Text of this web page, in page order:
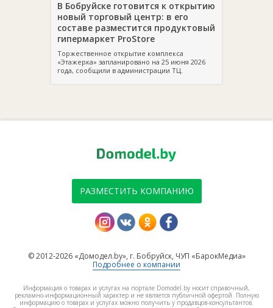
В Бобруйске готовится к открытию
новый торговый центр: в его
составе разместится продуктовый
гипермаркет ProStore
Торжественное открытие комплекса
«Этажерка» запланировано на 25 июня 2026
года, сообщили в администрации ТЦ.
РАЗМЕСТИТЬ КОМПАНИЮ
© 2012-2026 «Домодел.by», г. Бобруйск, ЧУП «БарокМедиа»
Подробнее о компании
Информация о товарах и услугах на портале Domodel.by носит справочный,
рекламно-информационный характер и не является публичной офертой. Полную
информацию о товарах и услугах можно получить у продавцов-консультантов.